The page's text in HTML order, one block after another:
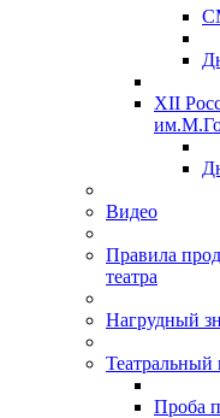
XII
Видео
Правила
театра
Нагрудный
Театральный
Проба